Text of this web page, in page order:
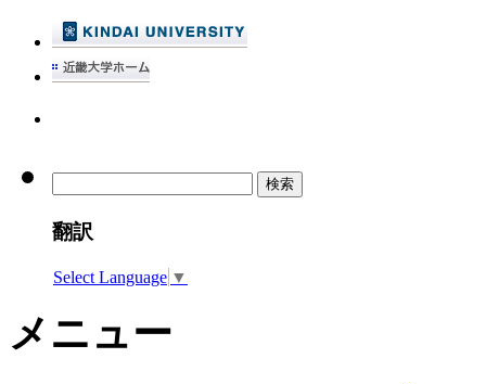
翻訳
Select Language ▼
メニュー